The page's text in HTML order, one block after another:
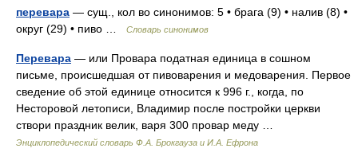
перевара — сущ., кол во синонимов: 5 • брага (9) • налив (8) •
округ (29) • пиво …
Словарь синонимов
Перевара — или Провара податная единица в сошном
письме, происшедшая от пивоварения и медоварения. Первое
сведение об этой единице относится к 996 г., когда, по
Несторовой летописи, Владимир после постройки церкви
створи праздник велик, варя 300 провар меду …
Энциклопедический словарь Ф.А. Брокгауза и И.А. Ефрона